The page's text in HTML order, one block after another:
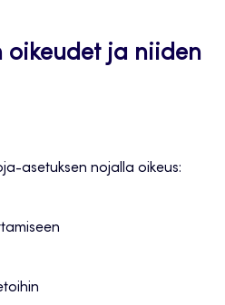
oikeudet ja niiden
asetuksen nojalla oikeus: